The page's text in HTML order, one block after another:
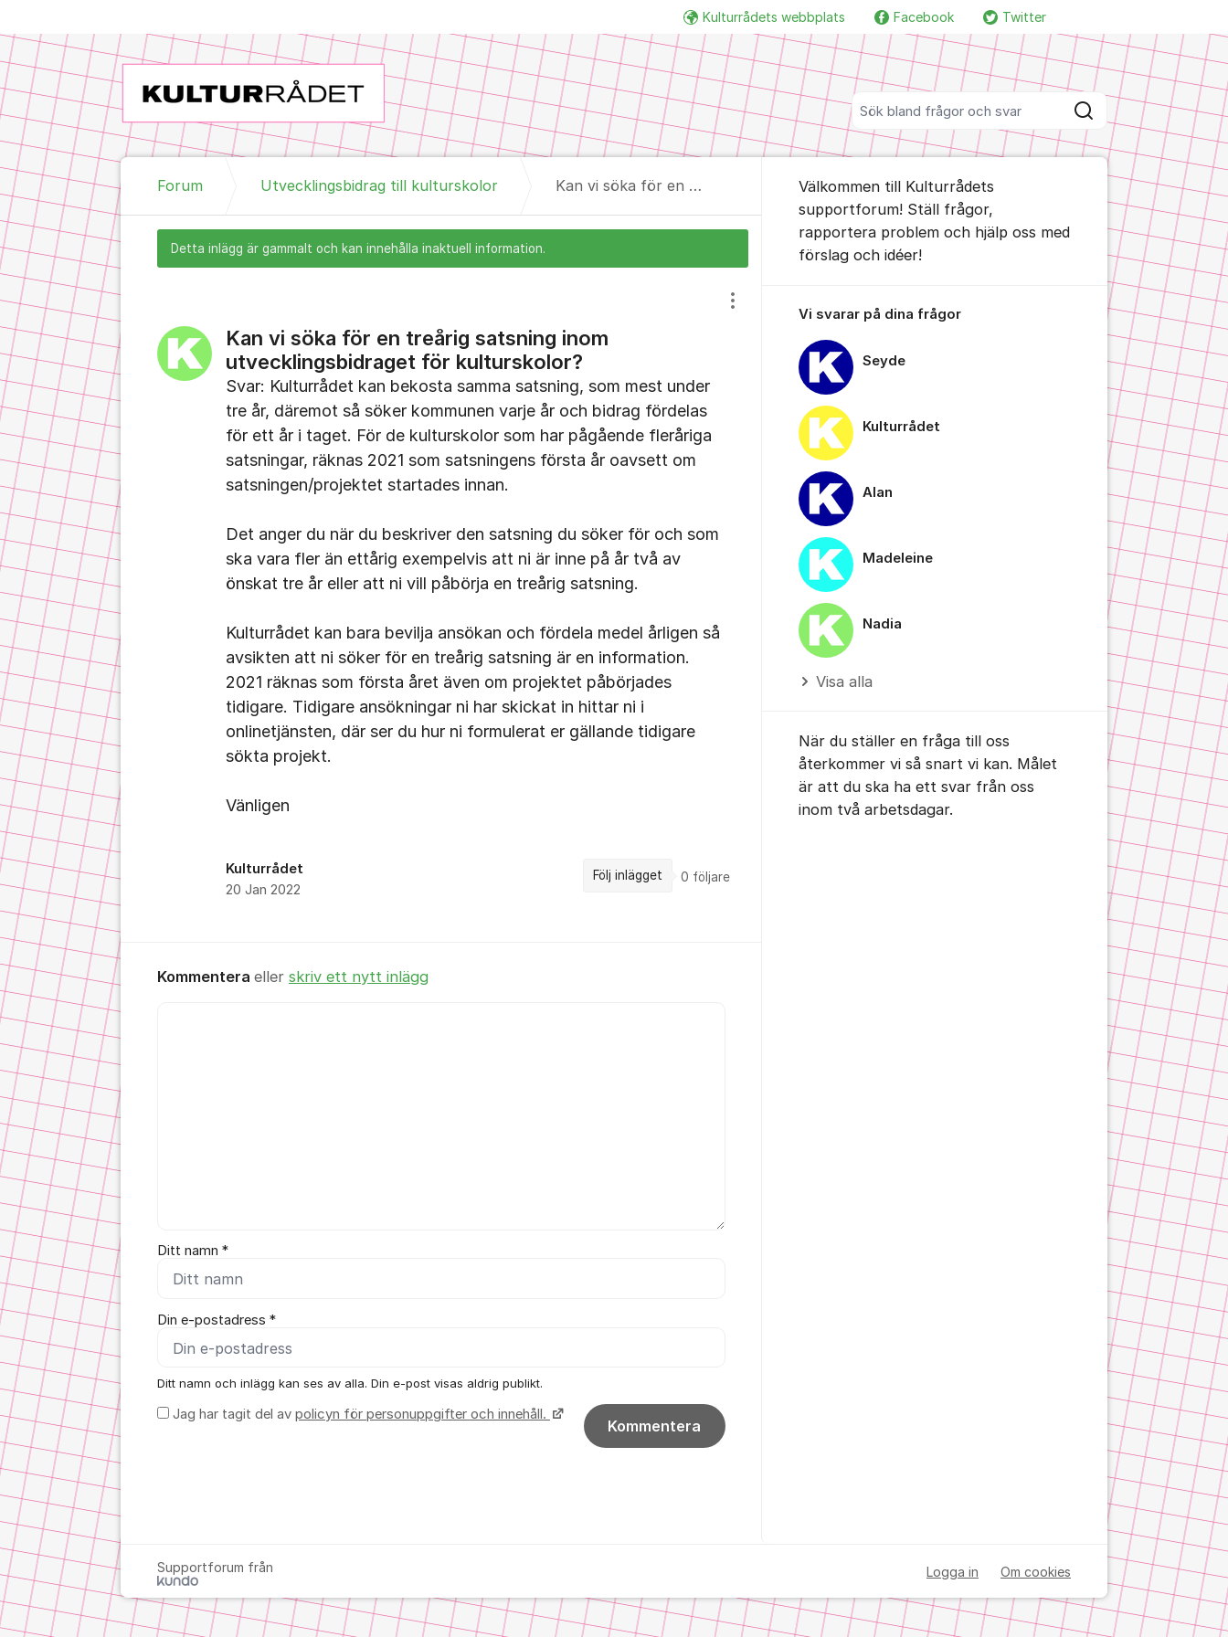
Sök bland alla inlägg
Sök
Kulturrådets webbplats Facebook TwitterFler supportlänkar
Forum Utvecklingsbidrag till kulturskolor Kan vi söka för en treårig satsning inom utvecklingsbidraget för kulturskolor?
Detta inlägg är gammalt och kan innehålla inaktuell information.
Kan vi söka för en treårig satsning inom
utvecklingsbidraget för kulturskolor?
Visa/dölj inställningar för inlägg/kommentar
Svar: Kulturrådet kan bekosta samma satsning, som mest under
tre år, däremot så söker kommunen varje år och bidrag fördelas
för ett år i taget. För de kulturskolor som har pågående fleråriga
satsningar, räknas 2021 som satsningens första år oavsett om
satsningen/projektet startades innan.
Det anger du när du beskriver den satsning du söker för och som
ska vara fler än ettårig exempelvis att ni är inne på år två av
önskat tre år eller att ni vill påbörja en treårig satsning.
Kulturrådet kan bara bevilja ansökan och fördela medel årligen så
avsikten att ni söker för en treårig satsning är en information.
2021 räknas som första året även om projektet påbörjades
tidigare. Tidigare ansökningar ni har skickat in hittar ni i
onlinetjänsten, där ser du hur ni formulerat er gällande tidigare
sökta projekt.
Vänligen
Kulturrådet
20 Jan 2022
Följ inlägget 0 följare
Kommentera eller skriv ett nytt inlägg
Ditt namn *
Din e-postadress *
Ditt namn och inlägg kan ses av alla. Din e-post visas aldrig publikt.
Jag har tagit del av policyn för personuppgifter och innehåll.
Kommentera
Välkommen till Kulturrådets
supportforum! Ställ frågor,
rapportera problem och hjälp oss med
förslag och idéer!
Vi svarar på dina frågor
Seyde
Kulturrådet
Alan
Madeleine
Nadia
Visa alla
När du ställer en fråga till oss
återkommer vi så snart vi kan. Målet
är att du ska ha ett svar från oss
inom två arbetsdagar.
Supportforum från Logga in Om cookies